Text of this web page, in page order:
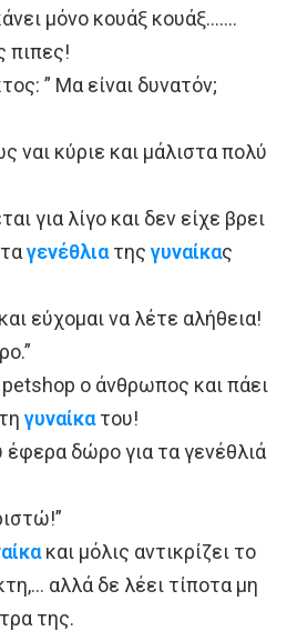
μόνο κουάξ κουάξ…….
πιπες!
” Μα είναι δυνατόν;
ναι κύριε και μάλιστα πολύ
για λίγο και δεν είχε βρει
γενέθλιατης γυναίκας
εύχομαι να λέτε αλήθεια!
ο άνθρωπος και πάει
γυναίκατου!
δώρο για τα γενέθλιά
και μόλις αντικρίζει το
αλλά δε λέει τίποτα μη
της.